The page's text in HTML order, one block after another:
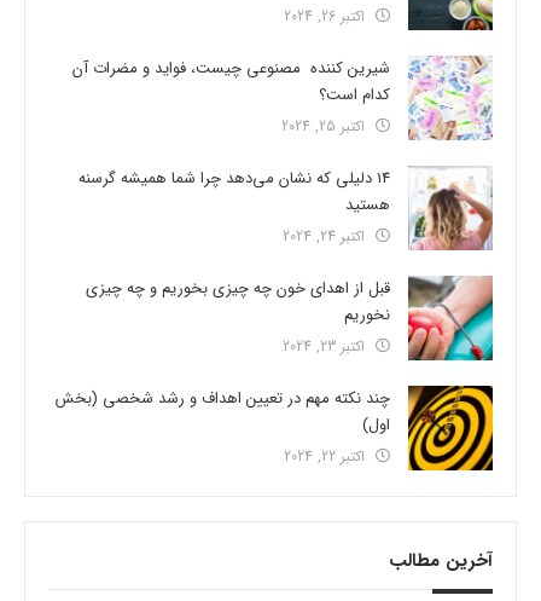
اکتبر 26, 2024
شیرین کننده مصنوعی چیست، فواید و مضرات آن
کدام است؟
اکتبر 25, 2024
14 دلیلی که نشان می‌دهد چرا شما همیشه گرسنه
هستید
اکتبر 24, 2024
قبل از اهدای خون چه چیزی بخوریم و چه چیزی
نخوریم
اکتبر 23, 2024
چند نکته مهم در تعیین اهداف و رشد شخصی (بخش
اول)
اکتبر 22, 2024
آخرین مطالب